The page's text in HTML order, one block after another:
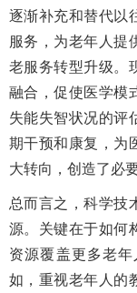
逐渐补充和替代以
服务，为老年人提
老服务转型升级。
融合，促使医学模
失能失智状况的评
期干预和康复，为
大转向，创造了必
总而言之，科学技
源。关键在于如何
资源覆盖更多老
如，重视老年人的